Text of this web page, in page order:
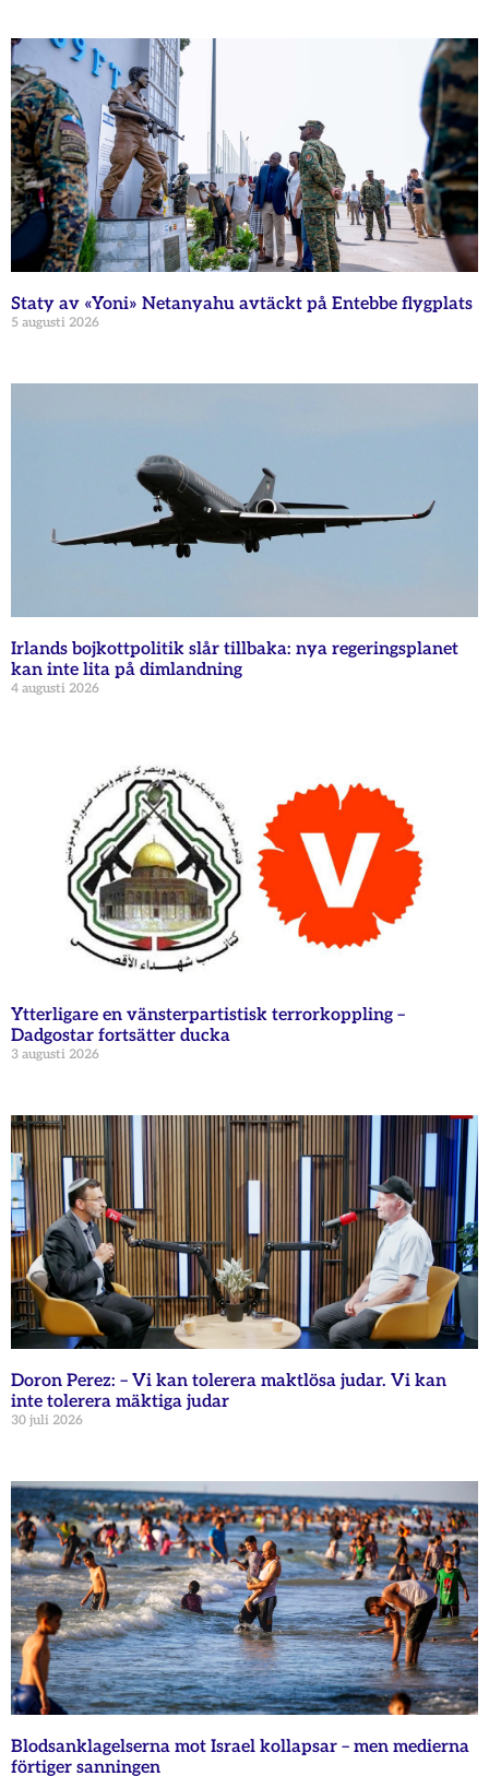
Staty av «Yoni» Netanyahu avtäckt på Entebbe flygplats
5 augusti 2026
Irlands bojkottpolitik slår tillbaka: nya regeringsplanet
kan inte lita på dimlandning
4 augusti 2026
Ytterligare en vänsterpartistisk terrorkoppling –
Dadgostar fortsätter ducka
3 augusti 2026
Doron Perez: – Vi kan tolerera maktlösa judar. Vi kan
inte tolerera mäktiga judar
30 juli 2026
Blodsanklagelserna mot Israel kollapsar – men medierna
förtiger sanningen